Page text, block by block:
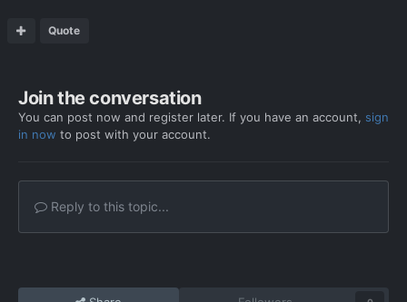
Quote
Join the conversation
You can post now and register later. If you have an account, sign
in now to post with your account.
Reply to this topic...